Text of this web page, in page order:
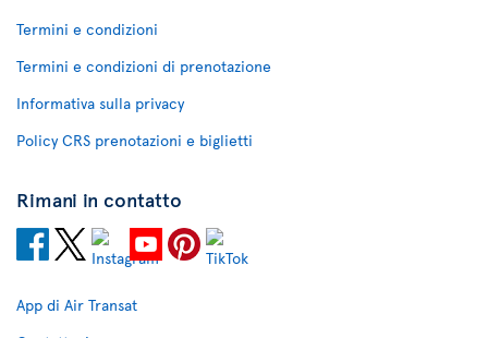
Termini e condizioni
Termini e condizioni di prenotazione
Informativa sulla privacy
Policy CRS prenotazioni e biglietti
Rimani in contatto
App di Air Transat